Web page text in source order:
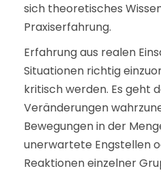
sich theoretisches
Praxiserfahrung.
Erfahrung aus realen
Situationen richtig
kritisch werden. Es geht
Veränderungen
Bewegungen in der
unerwartete Engstellen
Reaktionen einzelner